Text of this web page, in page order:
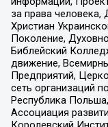
за права человека,
Христиан
Поколение,
Библейский
движение,
Предприятий,
сеть организаций
Республика
Ассоциация